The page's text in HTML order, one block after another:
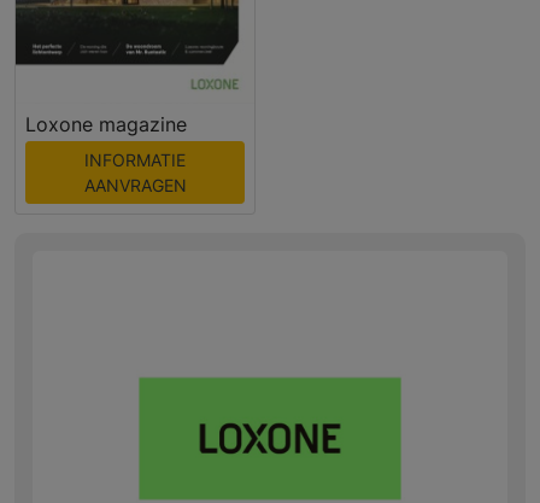
Loxone magazine
INFORMATIE
AANVRAGEN